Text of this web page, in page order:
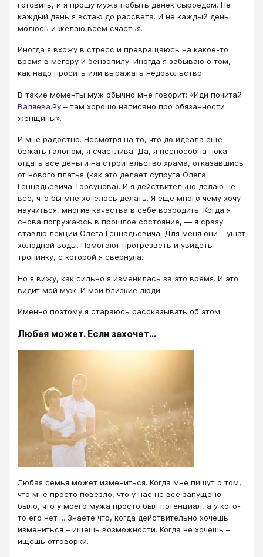
готовить, и я прошу мужа побыть денек сыроедом. Не
каждый день я встаю до рассвета. И не каждый день
молюсь и желаю всем счастья.
Иногда я вхожу в стресс и превращаюсь на какое-то
время в мегеру и бензопилу. Иногда я забываю о том,
как надо просить или выражать недовольство.
В такие моменты муж обычно мне говорит: «Иди почитай
Валяева.Ру – там хорошо написано про обязанности
женщины».
И мне радостно. Несмотря на то, что до идеала еще
бежать галопом, я счастлива. Да, я неспособна пока
отдать все деньги на строительство храма, отказавшись
от нового платья (как это делает супруга Олега
Геннадьевича Торсунова). И я действительно делаю не
все, что бы мне хотелось делать. Я еще много чему хочу
научиться, многие качества в себе возродить. Когда я
снова погружаюсь в прошлое состояние, — я сразу
ставлю лекции Олега Геннадьевича. Для меня они – ушат
холодной воды. Помогают протрезветь и увидеть
тропинку, с которой я свернула.
Но я вижу, как сильно я изменилась за это время. И это
видит мой муж. И мои близкие люди.
Именно поэтому я стараюсь рассказывать об этом.
Любая может. Если захочет...
Любая семья может измениться. Когда мне пишут о том,
что мне просто повезло, что у нас не все запущено
было, что у моего мужа просто был потенциал, а у кого-
то его нет…. Знаете что, когда действительно хочешь
измениться – ищешь возможности. Когда не хочешь –
ищешь отговорки.